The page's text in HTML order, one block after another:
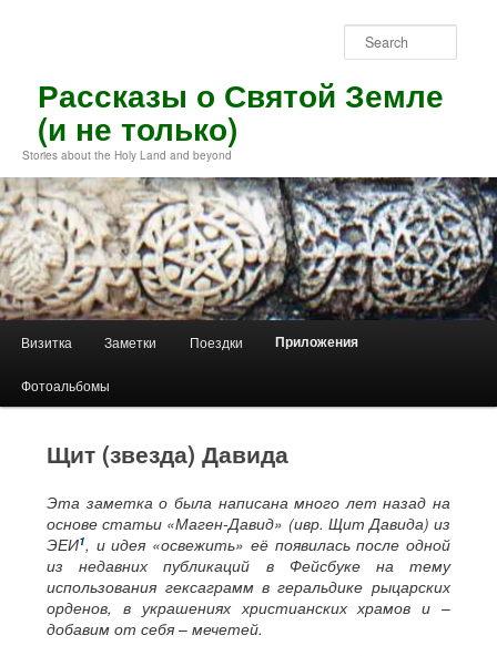
contentРассказы о Святой Земле
(и не только)
Stories about the Holy Land and beyond
menu
Визитка Заметки Поездки Приложения
Фотоальбомы
Щит (звезда) Давида
Эта заметка о была написана много лет назад на
основе статьи «Маген-Давид» (ивр. Щит Давида) из
ЭЕИ1, и идея «освежить» её появилась после одной
из недавних публикаций в Фейсбуке на тему
использования гексаграмм в геральдике рыцарских
орденов, в украшениях христианских храмов и –
добавим от себя – мечетей.